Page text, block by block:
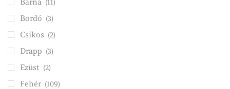
(11)
Bordó (3)
Csíkos (2)
Drapp (3)
Ezüst (2)
Fehér (109)